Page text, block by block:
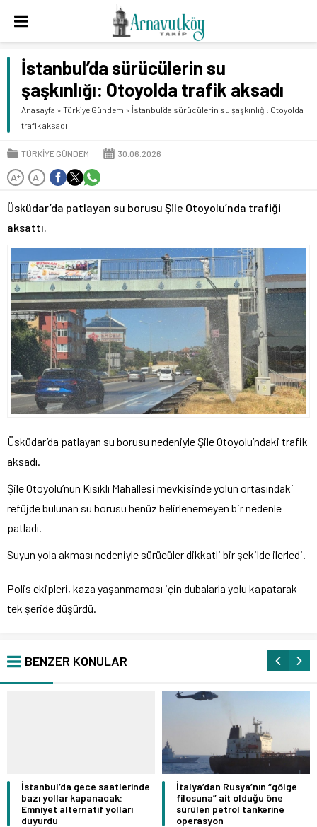
İstanbul’da sürücülerin su
şaşkınlığı: Otoyolda trafik aksadı
Anasayfa » Türkiye Gündem » İstanbul’da sürücülerin su şaşkınlığı: Otoyolda
trafik aksadı
TÜRKIYE GÜNDEM 30.06.2026
A+ A-
Üsküdar’da patlayan su borusu Şile Otoyolu’nda trafiği
aksattı.
Üsküdar’da patlayan su borusu nedeniyle Şile Otoyolu’ndaki trafik
aksadı.
Şile Otoyolu’nun Kısıklı Mahallesi mevkisinde yolun ortasındaki
refüjde bulunan su borusu henüz belirlenemeyen bir nedenle
patladı.
Suyun yola akması nedeniyle sürücüler dikkatli bir şekilde ilerledi.
Polis ekipleri, kaza yaşanmaması için dubalarla yolu kapatarak
tek şeride düşürdü.
BENZER KONULAR
İstanbul’da gece saatlerinde
bazı yollar kapanacak:
Emniyet alternatif yolları
duyurdu
İtalya’dan Rusya’nın “gölge
filosuna” ait olduğu öne
sürülen petrol tankerine
operasyon